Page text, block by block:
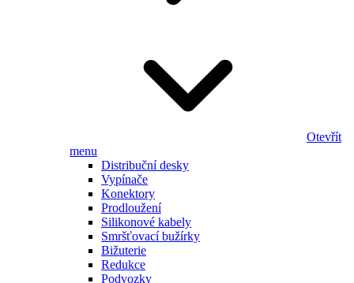
Otevřít
menu
Distribuční desky
Vypínače
Konektory
Prodloužení
Silikonové kabely
Smršťovací bužírky
Bižuterie
Redukce
Podvozky